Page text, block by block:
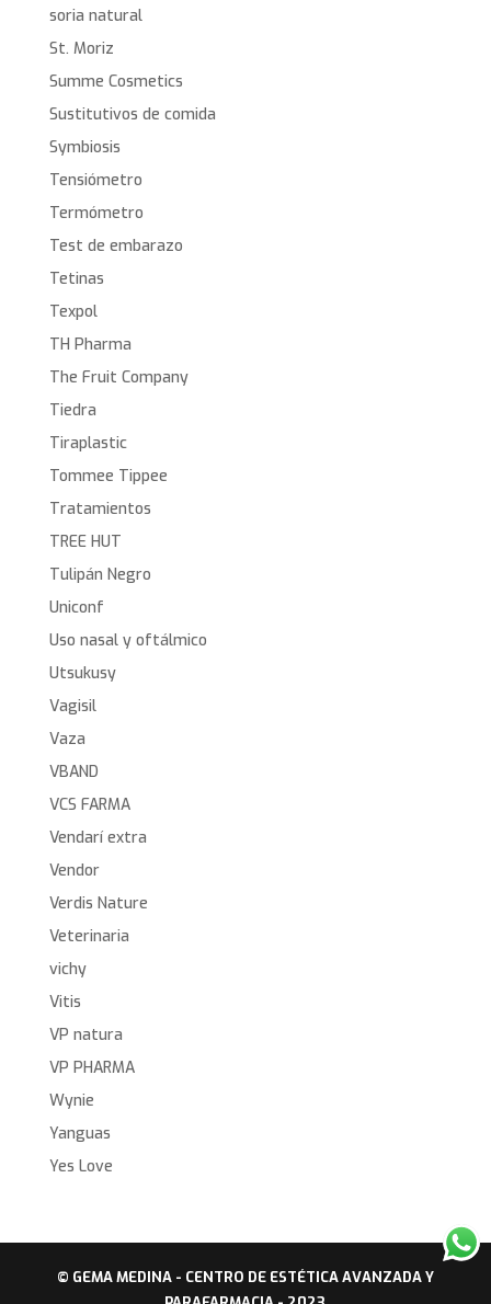
soria natural
St. Moriz
Summe Cosmetics
Sustitutivos de comida
Symbiosis
Tensiómetro
Termómetro
Test de embarazo
Tetinas
Texpol
TH Pharma
The Fruit Company
Tiedra
Tiraplastic
Tommee Tippee
Tratamientos
TREE HUT
Tulipán Negro
Uniconf
Uso nasal y oftálmico
Utsukusy
Vagisil
Vaza
VBAND
VCS FARMA
Vendarí extra
Vendor
Verdis Nature
Veterinaria
vichy
Vitis
VP natura
VP PHARMA
Wynie
Yanguas
Yes Love
© GEMA MEDINA - CENTRO DE ESTÉTICA AVANZADA Y